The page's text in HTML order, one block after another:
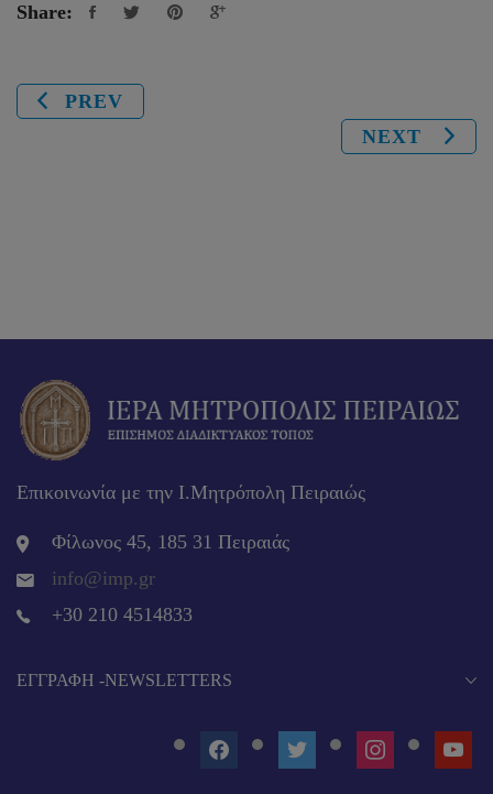
Share:
PREV
NEXT
Επικοινωνία με την Ι.Μητρόπολη Πειραιώς
Φίλωνος 45, 185 31 Πειραιάς
info@imp.gr
+30 210 4514833
EΓΓΡΑΦΉ -NEWSLETTERS
FACEBOOKTWITTER INSTAGRAM